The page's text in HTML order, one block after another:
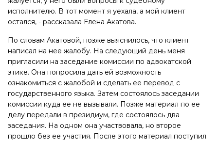
исполнителю. В тот момент я уехала, а мой клиент
остался, - рассказала Елена Акатова.
По словам Акатовой, позже выяснилось, что клиент
написал на нее жалобу. На следующий день меня
пригласили на заседание комиссии по адвокатской
этике. Она попросила дать ей возможность
ознакомиться с жалобой и сделать ее перевод с
государственного языка. Затем состоялось заседании
комиссии куда ее не вызывали. Позже материал по ее
делу передали в президиум, где состоялось два
заседания. На одном она участвовала, но второе
прошло без ее участия. После этого материал поступил